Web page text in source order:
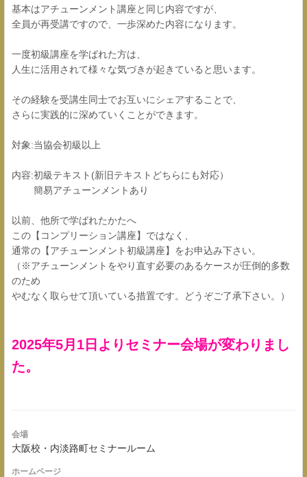
基本はアチューンメント講座と同じ内容ですが、
全員が再受講ですので、一歩深めた内容になります。
一度初級講座を学ばれた方は、
人生に活用されて様々な気づきが起きていると思います。
その経験を受講生同士でお互いにシェアすることで、
さらに実践的に深めていくことができます。
対象:当協会初級以上
内容:初級テキスト(新旧テキストどちらにも対応）
簡易アチューンメントあり
以前、他所で学ばれたかたへ
この【コンプリーション講座】ではなく、
通常の【アチューンメント初級講座】をお申込み下さい。
（※アチューンメントをやり直す必要のあるケースが圧倒的多数
のため
やむなく取らせて頂いている措置です。どうぞご了承下さい。）
2025年5月1日よりセミナー会場が変わりまし
た。
会場
大阪校・内淡路町セミナールーム
ホームページ